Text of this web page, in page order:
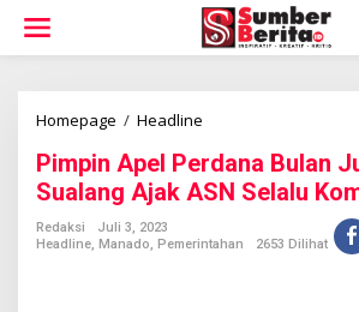
w
Homepage / Headline
m
p
i
A
Pimpin Apel Perdana Bulan
Sualang Ajak ASN Selalu
Redaksi
Juli 3, 2023
Headline, Manado, Pemerintahan 2653 Dilihat